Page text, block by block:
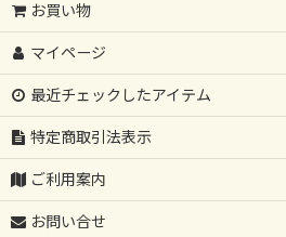
お買い物
マイページ
最近チェックしたアイテム
特定商取引法表示
ご利用案内
お問い合せ